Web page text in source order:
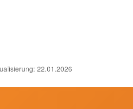
22.01.2026